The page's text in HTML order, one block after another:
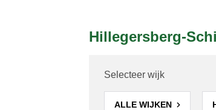
Hillegersberg-
Selecteer wijk
ALLE WIJKEN